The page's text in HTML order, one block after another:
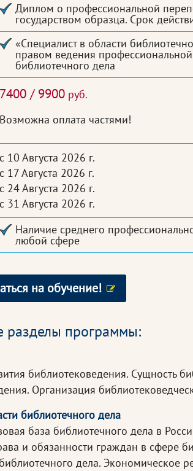
Диплом о профессиональной
государством образца. Срок
«Специалист в области
правом ведения
библиотечного дела
7400 / 9900 руб.
Возможна оплата частями!
с 10 Августа 2026 г.
с 17 Августа 2026 г.
с 24 Августа 2026 г.
с 31 Августа 2026 г.
Наличие среднего
любой сфере
на обучение!
разделы программы:
библиотековедения. Сущность
Организация
библиотечного дела
база библиотечного дела в
и обязанности граждан в сфере
дела. Экономическое